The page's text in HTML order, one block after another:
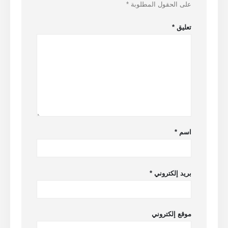
على الحقول المطلوبة*
تعليق*
اسم*
بريد إلكتروني*
موقع إلكتروني
مراقبة نظام تبريد مركز البيانات
مراقبة سلامة التبريد للتخزين البارد
وينسن. © 2026. جميع الحقوق محفوظة